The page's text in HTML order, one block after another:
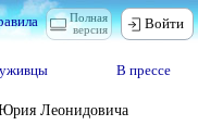
Полная
версия
Войти
В прессе
Леонидовича